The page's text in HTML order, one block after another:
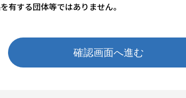
有する団体等ではありません。